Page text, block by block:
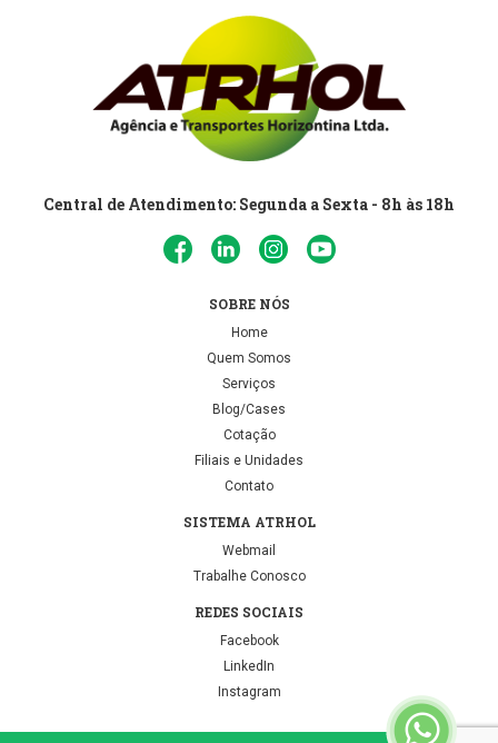
Central de Atendimento: Segunda a Sexta - 8h às 18h
SOBRE NÓS
Home
Quem Somos
Serviços
Blog/Cases
Cotação
Filiais e Unidades
Contato
SISTEMA ATRHOL
Webmail
Trabalhe Conosco
REDES SOCIAIS
Facebook
LinkedIn
Instagram